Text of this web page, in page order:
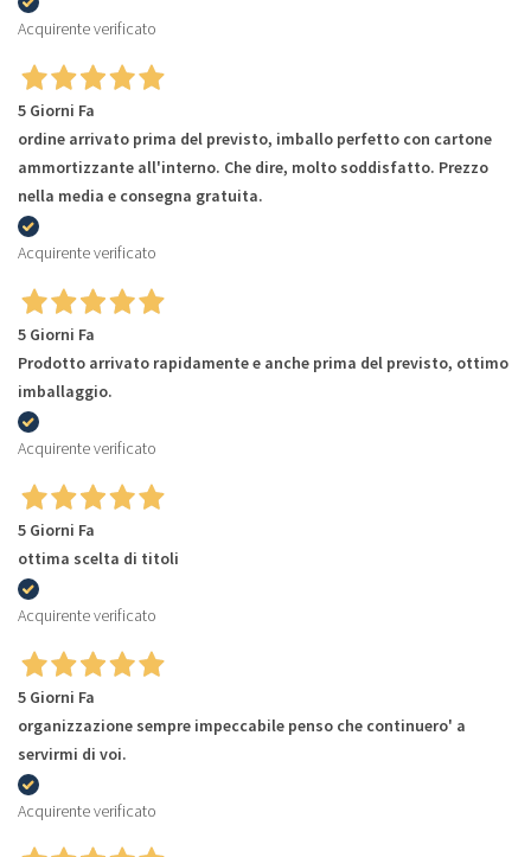
Acquirente verificato
5 Giorni Fa
ordine arrivato prima del previsto, imballo perfetto con cartone
ammortizzante all'interno. Che dire, molto soddisfatto. Prezzo
nella media e consegna gratuita.
Acquirente verificato
5 Giorni Fa
Prodotto arrivato rapidamente e anche prima del previsto, ottimo
imballaggio.
Acquirente verificato
5 Giorni Fa
ottima scelta di titoli
Acquirente verificato
5 Giorni Fa
organizzazione sempre impeccabile penso che continuero' a
servirmi di voi.
Acquirente verificato